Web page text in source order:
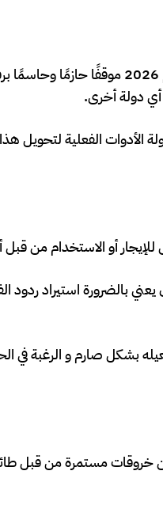
، أعلنت الحكومة العراقية في مطلع عام 2026
أي دولة أخرى.
الأدوات الفعلية لتحويل
للإيجار أو الاستخدام من
بالضرورة استيراد ردود
بشكل صارم و الرغبة في
خروقات مستمرة من قبل